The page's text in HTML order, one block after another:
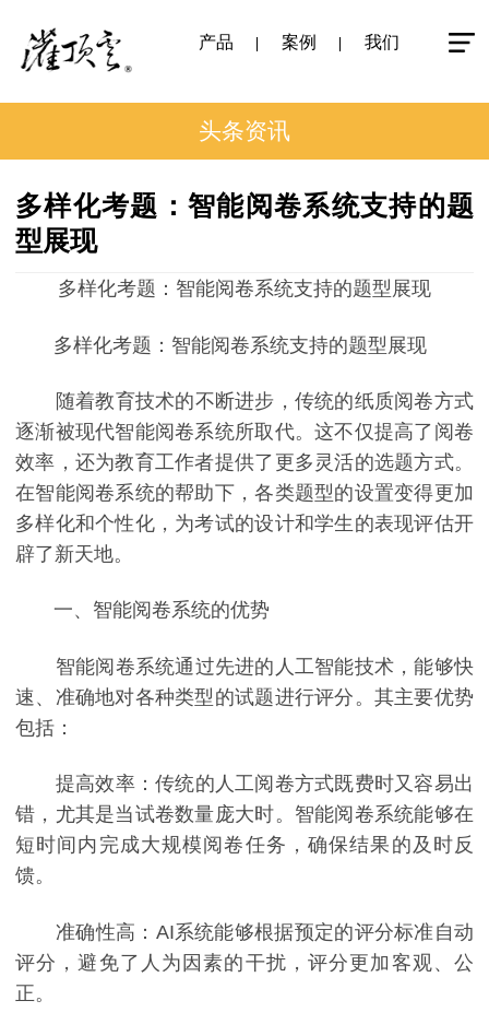
产品 案例 我们
头条资讯
多样化考题：智能阅卷系统支持的题
型展现
多样化考题：智能阅卷系统支持的题型展现
多样化考题：智能阅卷系统支持的题型展现
随着教育技术的不断进步，传统的纸质阅卷方式
逐渐被现代智能阅卷系统所取代。这不仅提高了阅卷
效率，还为教育工作者提供了更多灵活的选题方式。
在智能阅卷系统的帮助下，各类题型的设置变得更加
多样化和个性化，为考试的设计和学生的表现评估开
辟了新天地。
一、智能阅卷系统的优势
智能阅卷系统通过先进的人工智能技术，能够快
速、准确地对各种类型的试题进行评分。其主要优势
包括：
提高效率：传统的人工阅卷方式既费时又容易出
错，尤其是当试卷数量庞大时。智能阅卷系统能够在
短时间内完成大规模阅卷任务，确保结果的及时反
馈。
准确性高：AI系统能够根据预定的评分标准自动
评分，避免了人为因素的干扰，评分更加客观、公
正。